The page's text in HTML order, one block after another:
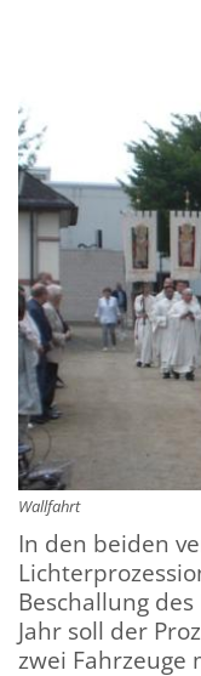
Wallfahrt
In den beiden
Beschallung
Jahr soll der
zwei